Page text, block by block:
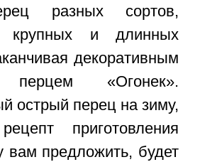
разных сортов,
крупных и длинных
декоративным
перцем «Огонек».
острый перец на зиму,
приготовления
вам предложить, будет